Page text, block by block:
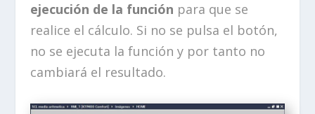
ejecución de la función para que se
realice el cálculo. Si no se pulsa el botón,
no se ejecuta la función y por tanto no
cambiará el resultado.